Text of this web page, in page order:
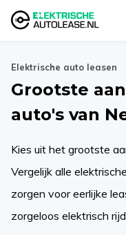
Elektrische auto leasen
Grootste
auto's van
Kies uit het grootste
Vergelijk alle
zorgen voor eerlijke
zorgeloos elektrisch